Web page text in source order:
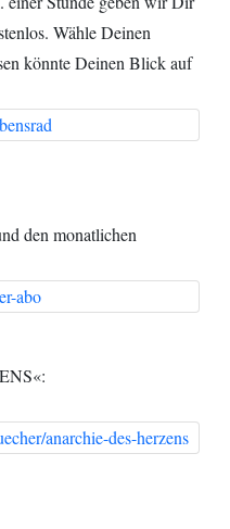
Wähle Deinen
könnte Deinen Blick auf
den monatlichen
abo
anarchie-des-herzens